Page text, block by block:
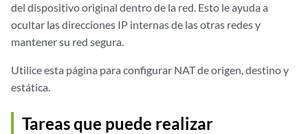
del dispositivo original dentro de la red. Esto le ayuda a
ocultar las direcciones IP internas de las otras redes y
mantener su red segura.
Utilice esta página para configurar NAT de origen, destino y
estática.
Tareas que puede realizar